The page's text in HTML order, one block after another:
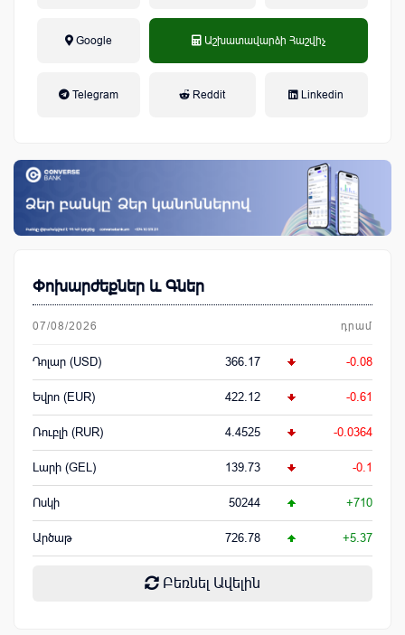
Google Աշխատավարձի Հաշվիչ
Telegram Reddit Linkedin
Փոխարժեքներ և Գներ
07/08/2026 դրամ
Դոլար (USD) 366.17 -0.08
Եվրո (EUR) 422.12 -0.61
Ռուբլի (RUR) 4.4525 -0.0364
Լարի (GEL) 139.73 -0.1
Ոսկի 50244 +710
Արծաթ 726.78 +5.37
Բեռնել Ավելին